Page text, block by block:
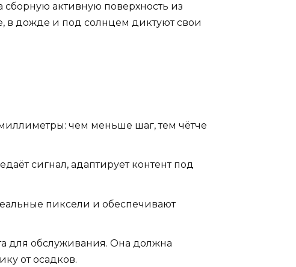
активную поверхность из
в дожде и под солнцем диктуют свои
чем меньше шаг, тем чётче
сигнал, адаптирует контент под
пиксели и обеспечивают
для обслуживания. Она должна
от осадков.